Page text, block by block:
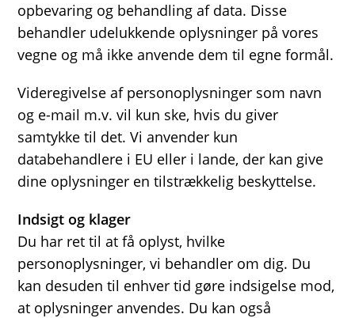
opbevaring og behandling af data. Disse
behandler udelukkende oplysninger på vores
vegne og må ikke anvende dem til egne formål.
Videregivelse af personoplysninger som navn
og e-mail m.v. vil kun ske, hvis du giver
samtykke til det. Vi anvender kun
databehandlere i EU eller i lande, der kan give
dine oplysninger en tilstrækkelig beskyttelse.
Indsigt og klager
Du har ret til at få oplyst, hvilke
personoplysninger, vi behandler om dig. Du
kan desuden til enhver tid gøre indsigelse mod,
at oplysninger anvendes. Du kan også